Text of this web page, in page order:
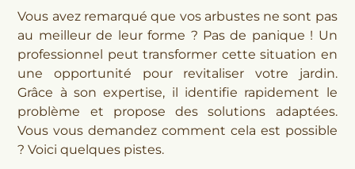
Vous avez remarqué que vos arbustes ne sont pas
au meilleur de leur forme ? Pas de panique ! Un
professionnel peut transformer cette situation en
une opportunité pour revitaliser votre jardin.
Grâce à son expertise, il identifie rapidement le
problème et propose des solutions adaptées.
Vous vous demandez comment cela est possible
? Voici quelques pistes.